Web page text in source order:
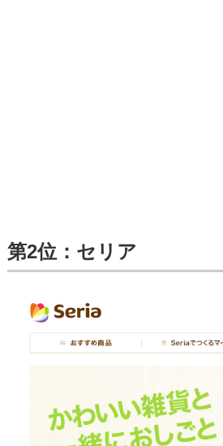
第2位：セリア